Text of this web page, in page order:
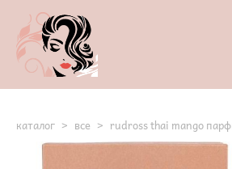
каталог > все > rudross thai mango